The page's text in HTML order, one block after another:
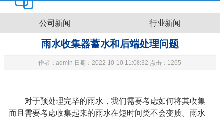
公司新闻 行业新闻
雨水收集器蓄水和后端处理问题
作者：admin 日期：2022-10-10 11:08:32 点击：1265
对于预处理完毕的雨水，我们需要考虑如何将其收集
而且需要考虑收集起来的雨水在短时间类不会变质。雨水